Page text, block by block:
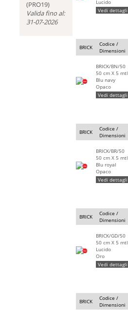
(PRO19)
Valida fino al:
31-07-2026
Lucido
Vedi dettagli
BRICK
Codice /
Dimensioni
BRICK/BN/50
50 cm X 5 mtl
Blu navy
Opaco
Vedi dettagli
BRICK
Codice /
Dimensioni
BRICK/BR/50
50 cm X 5 mtl
Blu royal
Opaco
Vedi dettagli
BRICK
Codice /
Dimensioni
BRICK/GD/50
50 cm X 5 mtl
Lucido
Oro
Vedi dettagli
BRICK
Codice /
Dimensioni